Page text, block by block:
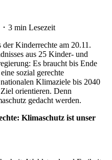
3 min Lesezeit
Kinderrechte am 20.11.
aus 25 Kinder- und
Es braucht bis Ende
sozial gerechte
Klimaziele bis 2040
orientieren. Denn
gedacht werden.
Klimaschutz ist unser